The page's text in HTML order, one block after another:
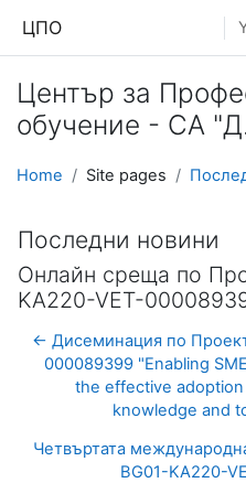
ЦПО
Център за
обучение - СА
Home Site pages
Последни новини
Онлайн среща по
KA220-VET-
← Дисеминация по
000089399 "Enabling
the effective
knowledge and
Четвъртата
BG01-KA220-